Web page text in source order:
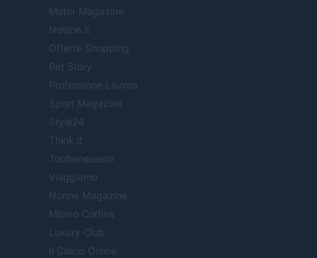
Motor Magazine
Notizie.it
Offerte Shopping
Pet Story
Professione Lavoro
Sport Magazine
Style24
Think.it
Tuobenessere
Viaggiamo
Nonne Magazine
Milano Cortina
Luxury Club
Il Calcio Online